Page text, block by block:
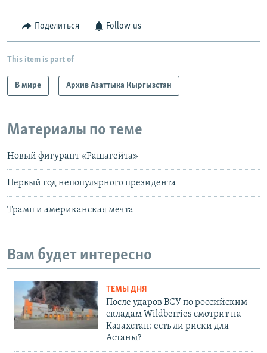
Поделиться Follow us
This item is part of
В мире Архив Азаттыка Кыргызстан
Материалы по теме
Новый фигурант «Рашагейта»
Первый год непопулярного президента
Трамп и американская мечта
Вам будет интересно
ТЕМЫ ДНЯ
После ударов ВСУ по российским
складам Wildberries смотрит на
Казахстан: есть ли риски для
Астаны?